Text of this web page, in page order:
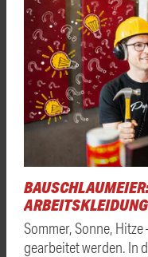
ARBEITSKLEIDUNG
Sommer, Sonne,
gearbeitet werden. In